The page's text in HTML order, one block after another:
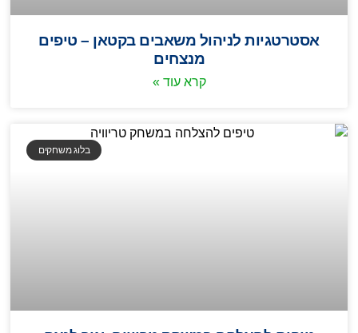
אסטרטגיות לניהול משאבים בקטאן – טיפים
מנצחים
קרא עוד »
בלוג משחקים